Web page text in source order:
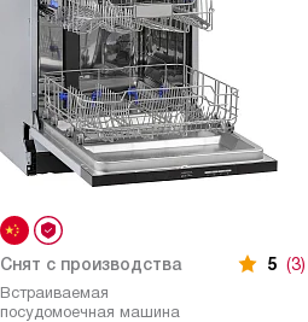
Встраиваемая
посудомоечная машина
Снят с производства 5 (3)